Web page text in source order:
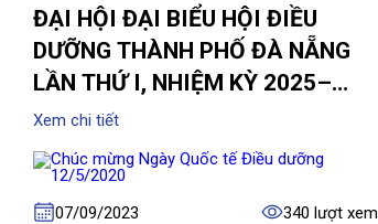
ĐẠI HỘI ĐẠI BIỂU HỘI ĐIỀU
DƯỠNG THÀNH PHỐ ĐÀ NẴNG
LẦN THỨ I, NHIỆM KỲ 2025–
2030
Xem chi tiết
07/09/2023 340 lượt xem